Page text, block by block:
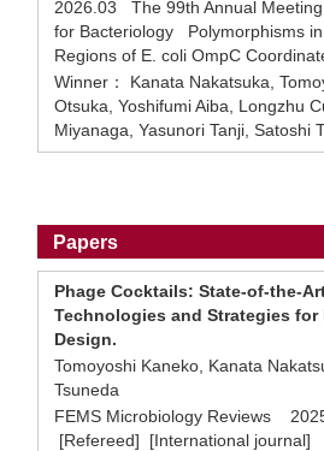
2026.03 The 99th Annual
for Bacteriology Polymorphisms
Regions of E. coli OmpC
Winner： Kanata Nakatsuka,
Otsuka, Yoshifumi Aiba, Longzhu
Miyanaga, Yasunori Tanji, Satoshi
Papers
Phage Cocktails: State-of-the-
Technologies and Strategies for
Design.
Tomoyoshi Kaneko, Kanata
Tsuneda
FEMS Microbiology Reviews
[Refereed] [International journal]